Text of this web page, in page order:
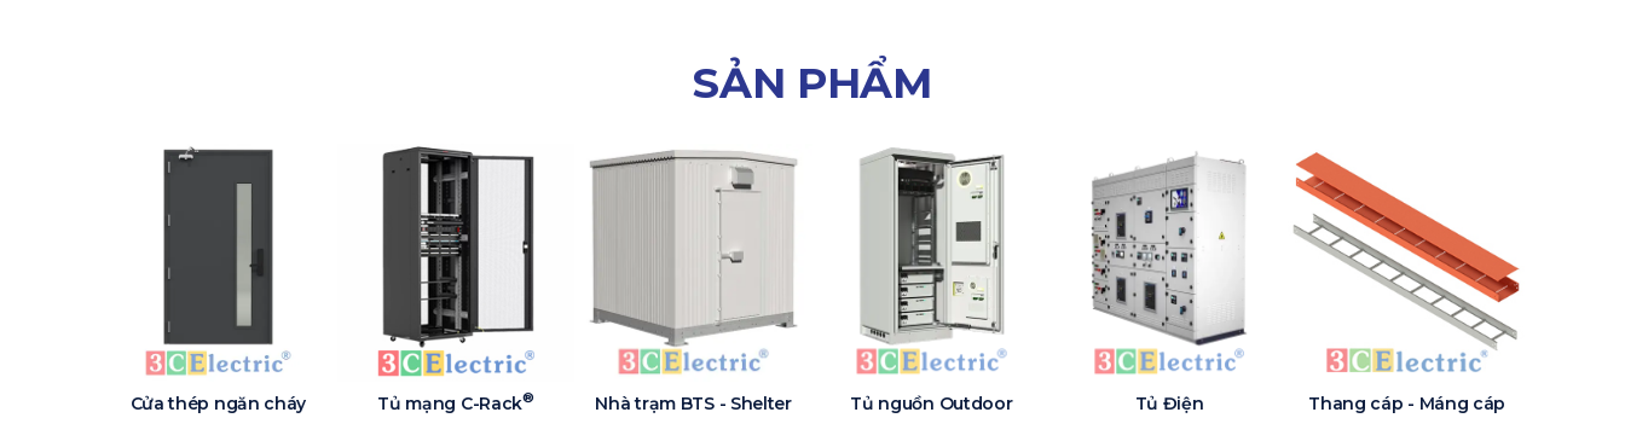
SẢN PHẨM
Cửa thép ngăn cháy Tủ mạng C-Rack® Nhà trạm BTS - Shelter Tủ nguồn Outdoor Tủ Điện Thang cáp - Máng cáp